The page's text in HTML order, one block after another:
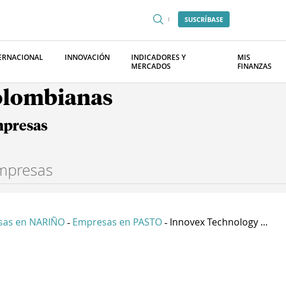
SUSCRÍBASE
INNOVACIÓN
INDICADORES Y
MERCADOS
MIS
FINANZAS
en NARIÑO - Empresas en PASTO - Innovex Technology ...